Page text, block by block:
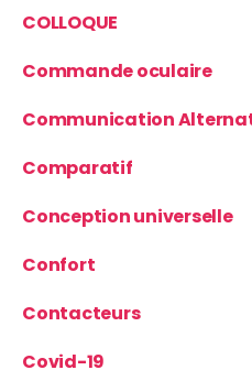
COLLOQUE
Commande oculaire
Communication
Comparatif
Conception universelle
Confort
Contacteurs
Covid-19